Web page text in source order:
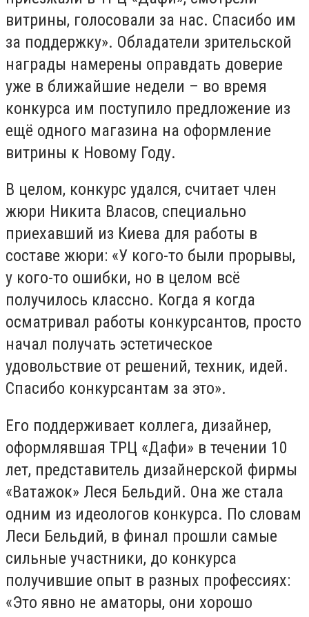
витрины, голосовали за нас. Спасибо им
за поддержку». Обладатели зрительской
награды намерены оправдать доверие
уже в ближайшие недели – во время
конкурса им поступило предложение из
ещё одного магазина на оформление
витрины к Новому Году.
В целом, конкурс удался, считает член
жюри Никита Власов, специально
приехавший из Киева для работы в
составе жюри: «У кого-то были прорывы,
у кого-то ошибки, но в целом всё
получилось классно. Когда я когда
осматривал работы конкурсантов, просто
начал получать эстетическое
удовольствие от решений, техник, идей.
Спасибо конкурсантам за это».
Его поддерживает коллега, дизайнер,
оформлявшая ТРЦ «Дафи» в течении 10
лет, представитель дизайнерской фирмы
«Ватажок» Леся Бельдий. Она же стала
одним из идеологов конкурса. По словам
Леси Бельдий, в финал прошли самые
сильные участники, до конкурса
получившие опыт в разных профессиях:
«Это явно не аматоры, они хорошо